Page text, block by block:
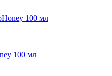
100 мл